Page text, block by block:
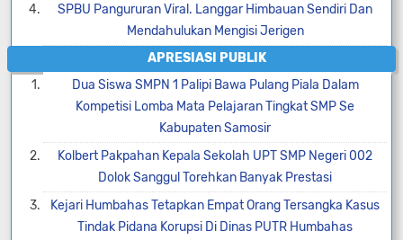
SPBU Pangururan Viral. Langgar Himbauan Sendiri Dan
Mendahulukan Mengisi Jerigen
APRESIASI PUBLIK
Dua Siswa SMPN 1 Palipi Bawa Pulang Piala Dalam
Kompetisi Lomba Mata Pelajaran Tingkat SMP Se
Kabupaten Samosir
Kolbert Pakpahan Kepala Sekolah UPT SMP Negeri 002
Dolok Sanggul Torehkan Banyak Prestasi
Kejari Humbahas Tetapkan Empat Orang Tersangka Kasus
Tindak Pidana Korupsi Di Dinas PUTR Humbahas